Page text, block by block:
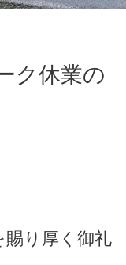
ク休業の
賜り厚く御礼